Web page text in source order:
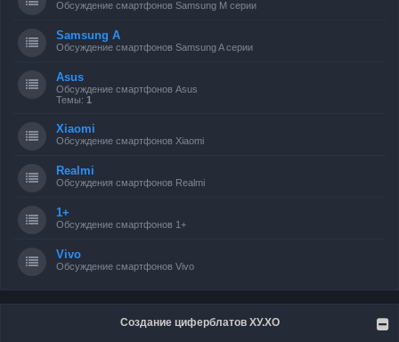
Обсуждение смартфонов Samsung M серии
Samsung A
Обсуждение смартфонов Samsung A серии
Asus
Обсуждение смартфонов Asus
Темы: 1
Xiaomi
Обсуждение смартфонов Xiaomi
Realmi
Обсуждения смартфонов Realmi
1+
Обсуждение смартфонов 1+
Vivo
Обсуждение смартфонов Vivo
Создание циферблатов ХУ.ХО